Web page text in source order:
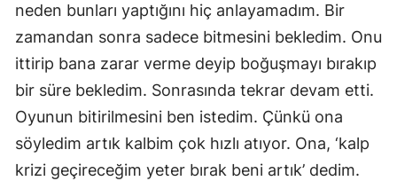
neden bunları yaptığını hiç anlayamadım. Bir
zamandan sonra sadece bitmesini bekledim. Onu
ittirip bana zarar verme deyip boğuşmayı bırakıp
bir süre bekledim. Sonrasında tekrar devam etti.
Oyunun bitirilmesini ben istedim. Çünkü ona
söyledim artık kalbim çok hızlı atıyor. Ona, ‘kalp
krizi geçireceğim yeter bırak beni artık’ dedim.